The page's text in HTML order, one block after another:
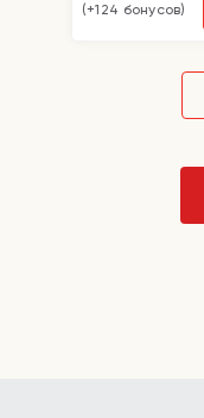
(+124 бонусов)